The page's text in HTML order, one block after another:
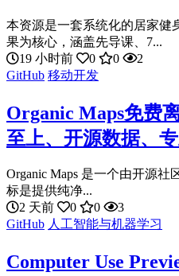
本资源是一套系统化的居家健
果为核心，涵盖先导课、7...
19 小时前
0 0
2
GitHub 移动开发
Organic Maps免费
至上、开源数据、
Organic Maps 是一个由开源社
标是提供纯净...
2 天前
0 0
3
GitHub 人工智能与机器学习
Computer Use